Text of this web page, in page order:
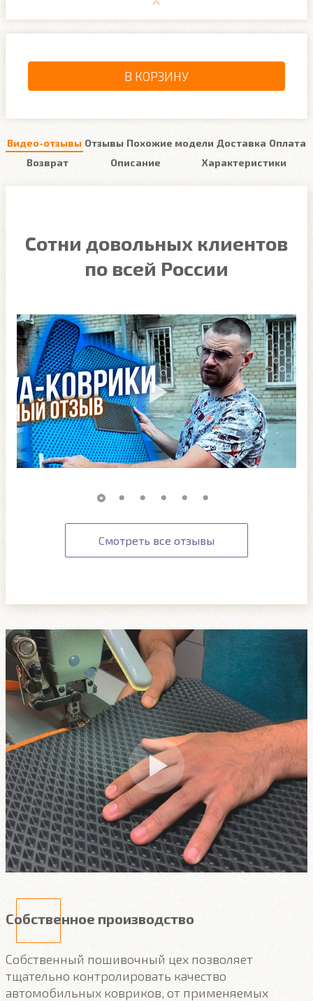
В КОРЗИНУ
Видео-отзывы Отзывы Похожие модели Доставка Оплата
Возврат
Описание Характеристики
Сотни довольных клиентов
по всей России
Смотреть все отзывы
Собственное производство
Собственный пошивочный цех позволяет
тщательно контролировать качество
автомобильных ковриков, от применяемых